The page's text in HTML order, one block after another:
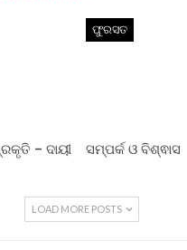
– ଦାୟୀ
ଫୁରସତ
ସମ୍ପର୍କ ଓ ବିଶ୍ଵାସ
LOAD MORE POSTS